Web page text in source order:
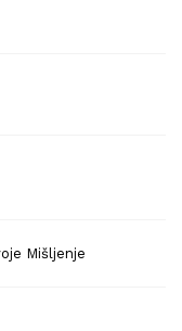
Mišljenje